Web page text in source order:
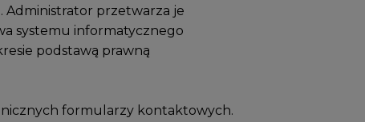
Administrator przetwarza je
systemu informatycznego
podstawą prawną
formularzy kontaktowych.